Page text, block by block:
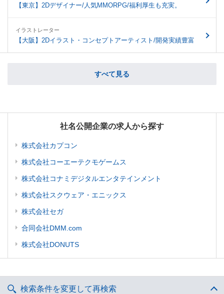
【東京】2Dデザイナー/人気MMORPG/福利厚生も充実。
イラストレーター
【大阪】2Dイラスト・コンセプトアーティスト/開発実績豊富
すべて見る
社名公開企業の求人から探す
株式会社カプコン
株式会社コーエーテクモゲームス
株式会社コナミデジタルエンタテインメント
株式会社スクウェア・エニックス
株式会社セガ
合同会社DMM.com
株式会社DONUTS
検索条件を変更して再検索